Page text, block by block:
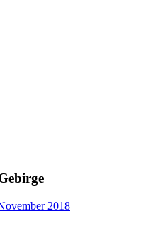
2018